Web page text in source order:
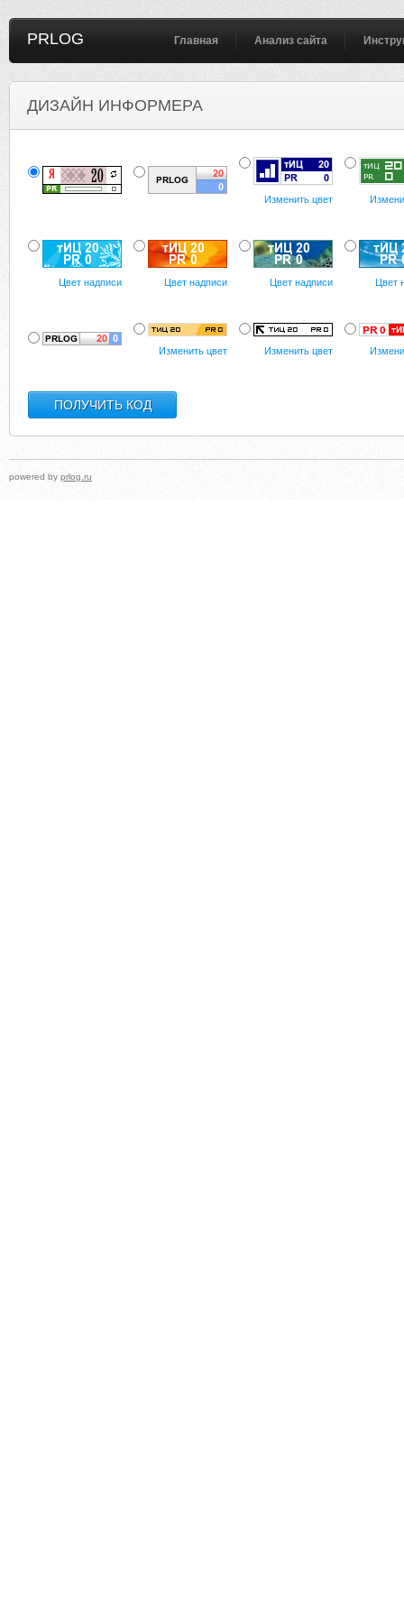
PRLOG Главная Анализ сайта
ДИЗАЙН ИНФОРМЕРА
Изменить цвет
Цвет надписи Цвет надписи Цвет надписи Цвет
Изменить цвет Изменить цвет
powered by prlog.ru